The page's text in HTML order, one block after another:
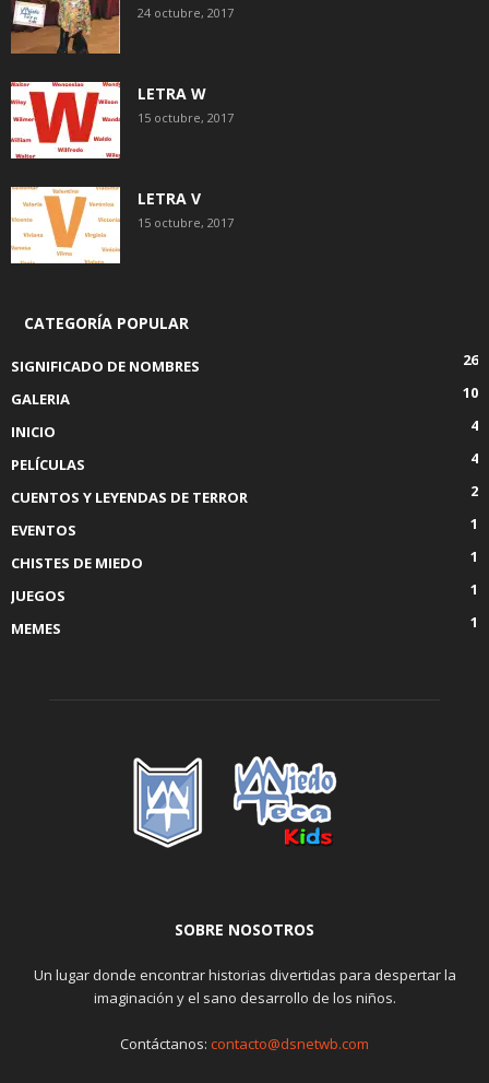
24 octubre, 2017
LETRA W
15 octubre, 2017
LETRA V
15 octubre, 2017
CATEGORÍA POPULAR
SIGNIFICADO DE NOMBRES
26
GALERIA
10
INICIO
4
PELÍCULAS
4
CUENTOS Y LEYENDAS DE TERROR
2
EVENTOS
1
CHISTES DE MIEDO
1
JUEGOS
1
MEMES
1
SOBRE NOSOTROS
Un lugar donde encontrar historias divertidas para despertar la
imaginación y el sano desarrollo de los niños.
Contáctanos: contacto@dsnetwb.com